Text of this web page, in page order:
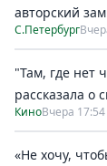
авторский
С.Петербург
"Там, где нет
рассказала о
КиноВчера 17:54
«Не хочу,